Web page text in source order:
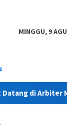
MINGGU, 9
di Arbiter Media